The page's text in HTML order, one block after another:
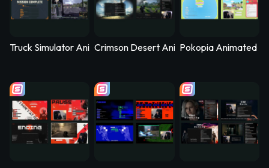
Truck Simulator Animated Stream Overlay – Logistica
Crimson Desert Animated Stream
Pokopia Animated